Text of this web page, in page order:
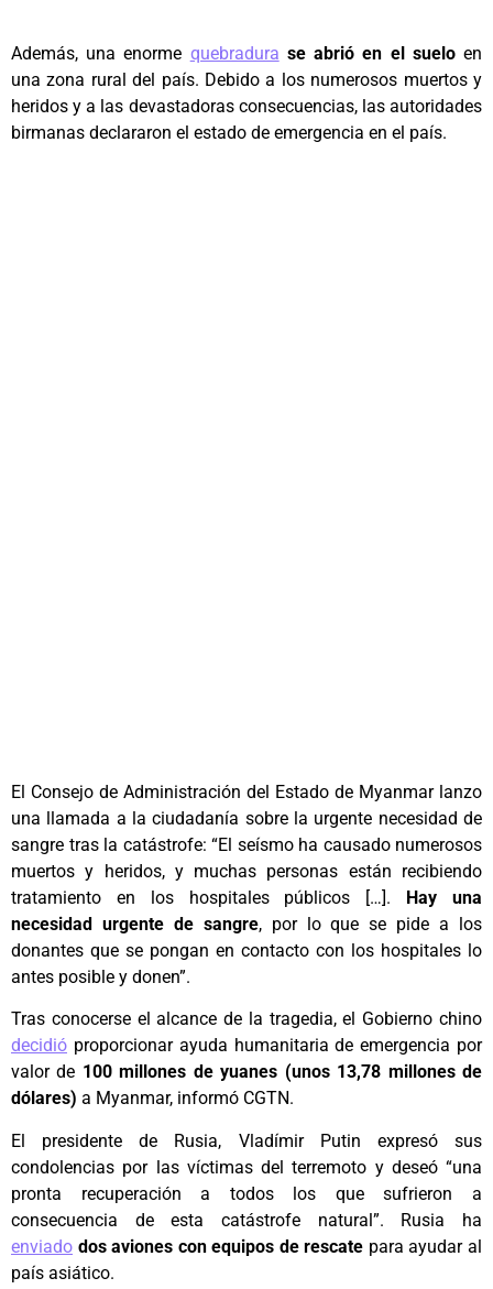
Además, una enorme quebradura se abrió en el sueloen
una zona rural del país. Debido a los numerosos muertos y
heridos y a las devastadoras consecuencias, las autoridades
birmanas declararon el estado de emergencia en el país.
El Consejo de Administración del Estado de Myanmar lanzo
una llamada a la ciudadanía sobre la urgente necesidad de
sangre tras la catástrofe: “El seísmo ha causado numerosos
muertos y heridos, y muchas personas están recibiendo
tratamiento en los hospitales públicos […]. Hay una
necesidad urgente de sangre, por lo que se pide a los
donantes que se pongan en contacto con los hospitales lo
antes posible y donen”.
Tras conocerse el alcance de la tragedia, el Gobierno chino
decidió proporcionar ayuda humanitaria de emergencia por
valor de 100 millones de yuanes (unos 13,78 millones de
dólares) a Myanmar, informó CGTN.
El presidente de Rusia, Vladímir Putin expresó sus
condolencias por las víctimas del terremoto y deseó “una
pronta recuperación a todos los que sufrieron a
consecuencia de esta catástrofe natural”. Rusia ha
enviado dos aviones con equipos de rescate para ayudar al
país asiático.